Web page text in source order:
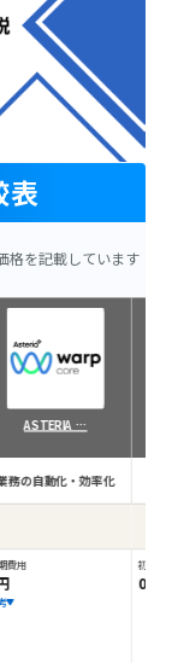
表
格を記載しています
ASTERIA …
務の自動化・効率化
費用 初期費
0円